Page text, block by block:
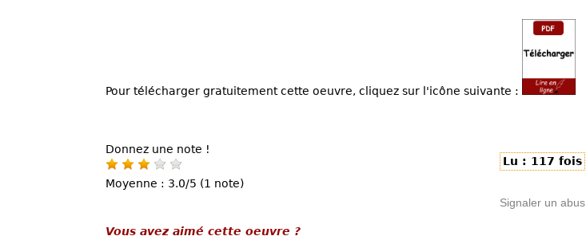
Pour télécharger gratuitement cette oeuvre, cliquez sur l'icône suivante :
Donnez une note !
Moyenne : 3.0/5 (1 note)
Lu : 117 fois
Signaler un abus
Vous avez aimé cette oeuvre ?